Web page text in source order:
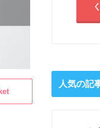
人気の記